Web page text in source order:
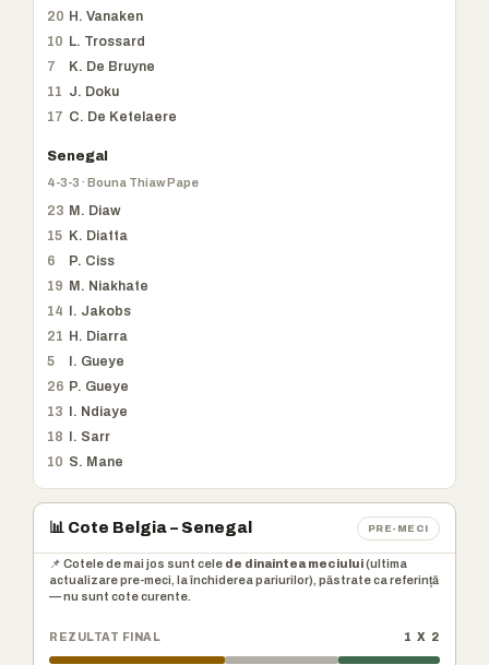
20 H. Vanaken
10 L. Trossard
7
K. De Bruyne
11 J. Doku
17 C. De Ketelaere
Senegal
4-3-3 · Bouna Thiaw Pape
23 M. Diaw
15 K. Diatta
6
P. Ciss
19 M. Niakhate
14
I. Jakobs
21 H. Diarra
5
I. Gueye
26 P. Gueye
13
I. Ndiaye
18
I. Sarr
10 S. Mane
📊 Cote Belgia – Senegal PRE-MECI
📌 Cotele de mai jos sunt cele de dinaintea meciului(ultima
actualizare pre-meci, la închiderea pariurilor), păstrate ca referință
— nu sunt cote curente.
REZULTAT FINAL 1 X 2